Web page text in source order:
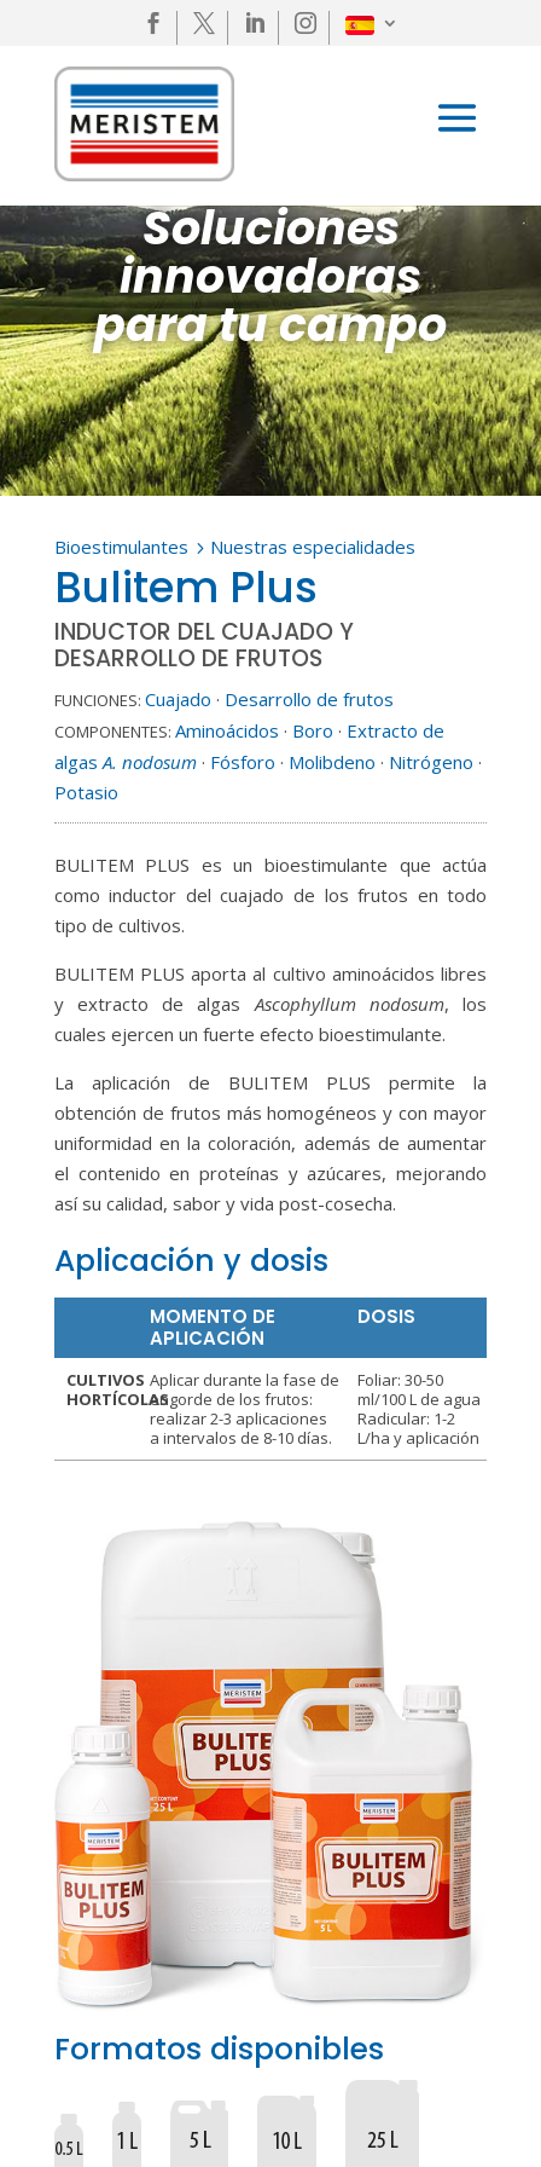
   
Soluciones
innovadoras
para tu campo
Bioestimulantes 5 Nuestras especialidades
Bulitem Plus
INDUCTOR DEL CUAJADO Y
DESARROLLO DE FRUTOS
FUNCIONES: Cuajado · Desarrollo de frutos
COMPONENTES: Aminoácidos · Boro · Extracto de
algasA. nodosum· Fósforo · Molibdeno · Nitrógeno ·
Potasio
BULITEM PLUS es un bioestimulante que actúa
como inductor del cuajado de los frutos en todo
tipo de cultivos.
BULITEM PLUS aporta al cultivo aminoácidos libres
y extracto de algasAscophyllum nodosum, los
cuales ejercen un fuerte efecto bioestimulante.
La aplicación de BULITEM PLUS permite la
obtención de frutos más homogéneos y con mayor
uniformidad en la coloración, además de aumentar
el contenido en proteínas y azúcares, mejorando
así su calidad, sabor y vida post-cosecha.
Aplicación y dosis
MOMENTO DE
APLICACIÓN
DOSIS
CULTIVOS
HORTÍCOLAS
Aplicar durante la fase de
engorde de los frutos:
realizar 2-3 aplicaciones
a intervalos de 8-10 días.
Foliar: 30-50
ml/100 L de agua
Radicular: 1-2
L/ha y aplicación
Formatos disponibles